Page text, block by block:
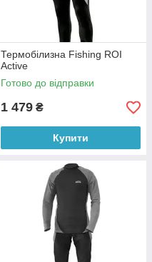
Термобілизна Fishing ROI
Active
Готово до відправки
1 479 ₴
Купити